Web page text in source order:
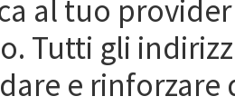
al tuo
Tutti gli
e